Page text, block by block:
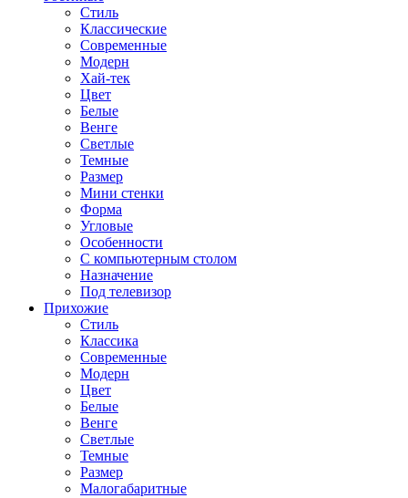
Стиль
Классические
Современные
Модерн
Хай-тек
Цвет
Белые
Венге
Светлые
Темные
Размер
Мини стенки
Форма
Угловые
Особенности
С компьютерным столом
Назначение
Под телевизор
Прихожие
Стиль
Классика
Современные
Модерн
Цвет
Белые
Венге
Светлые
Темные
Размер
Малогабаритные